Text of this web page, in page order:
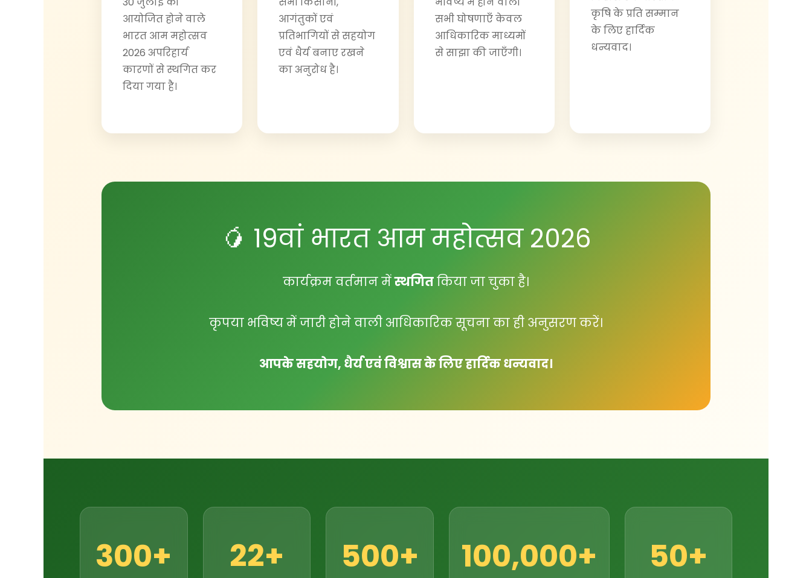
आयोजित होने वाले
भारत आम महोत्सव
2026 अपरिहार्य
कारणों से स्थगित कर
दिया गया है।
आगंतुकों एवं
प्रतिभागियों से सहयोग
एवं धैर्य बनाए रखने
का अनुरोध है।
सभी घोषणाएँ केवल
आधिकारिक माध्यमों
से साझा की जाएँगी।
कृषि के प्रति सम्मान
के लिए हार्दिक
धन्यवाद।
🥭 19वां भारत आम महोत्सव 2026
कार्यक्रम वर्तमान मेंस्थगितकिया जा चुका है।
कृपया भविष्य में जारी होने वाली आधिकारिक सूचना का ही अनुसरण करें।
आपके सहयोग, धैर्य एवं विश्वास के लिए हार्दिक धन्यवाद।
300+ 22+ 500+ 100,000+ 50+